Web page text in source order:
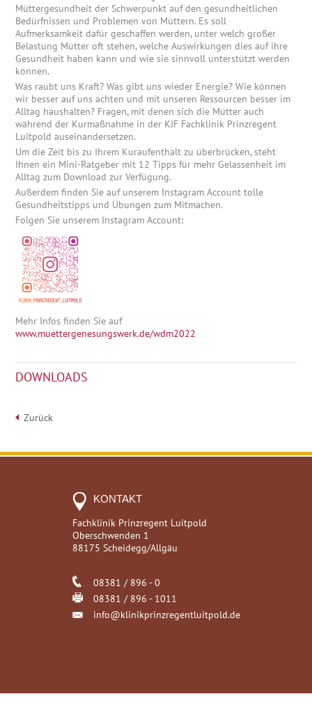
Müttergesundheit der Schwerpunkt auf den gesundheitlichen
Bedürfnissen und Problemen von Müttern. Es soll
Aufmerksamkeit dafür geschaffen werden, unter welch großer
Belastung Mütter oft stehen, welche Auswirkungen dies auf ihre
Gesundheit haben kann und wie sie sinnvoll unterstützt werden
können.
Was raubt uns Kraft? Was gibt uns wieder Energie? Wie können
wir besser auf uns achten und mit unseren Ressourcen besser im
Alltag haushalten? Fragen, mit denen sich die Mütter auch
während der Kurmaßnahme in der KJF Fachklinik Prinzregent
Luitpold auseinandersetzen.
Um die Zeit bis zu Ihrem Kuraufenthalt zu überbrücken, steht
Ihnen ein Mini-Ratgeber mit 12 Tipps für mehr Gelassenheit im
Alltag zum Download zur Verfügung.
Außerdem finden Sie auf unserem Instagram Account tolle
Gesundheitstipps und Übungen zum Mitmachen.
Folgen Sie unserem Instagram Account:
Mehr Infos finden Sie auf
www.muettergenesungswerk.de/wdm2022
DOWNLOADS
Zurück
KONTAKT
Fachklinik Prinzregent Luitpold
Oberschwenden 1
88175 Scheidegg/Allgäu
08381 / 896 - 0
08381 / 896 - 1011
info@klinikprinzregentluitpold.de